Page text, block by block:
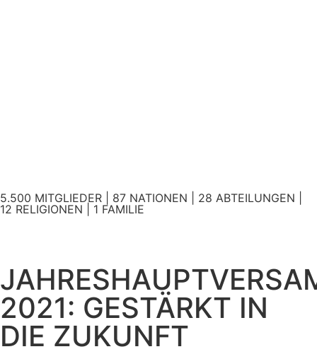
5.500 MITGLIEDER | 87 NATIONEN | 28 ABTEILUNGEN |
12 RELIGIONEN | 1 FAMILIE
2021: GESTÄRKT IN
DIE ZUKUNFT